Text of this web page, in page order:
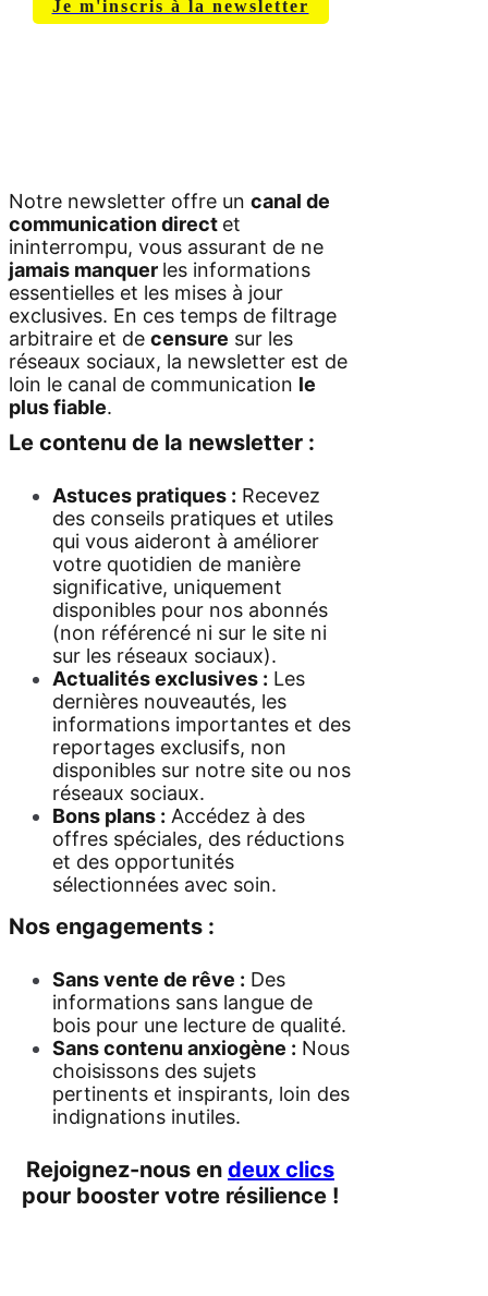
Je m'inscris à la newsletter
Notre newsletter offre un canal de
communication direct et
ininterrompu, vous assurant de ne
jamais manquer les informations
essentielles et les mises à jour
exclusives. En ces temps de filtrage
arbitraire et de censure sur les
réseaux sociaux, la newsletter est de
loin le canal de communication le
plus fiable.
Le contenu de la newsletter :
Astuces pratiques : Recevez
des conseils pratiques et utiles
qui vous aideront à améliorer
votre quotidien de manière
significative, uniquement
disponibles pour nos abonnés
(non référencé ni sur le site ni
sur les réseaux sociaux).
Actualités exclusives : Les
dernières nouveautés, les
informations importantes et des
reportages exclusifs, non
disponibles sur notre site ou nos
réseaux sociaux.
Bons plans : Accédez à des
offres spéciales, des réductions
et des opportunités
sélectionnées avec soin.
Nos engagements :
Sans vente de rêve : Des
informations sans langue de
bois pour une lecture de qualité.
Sans contenu anxiogène : Nous
choisissons des sujets
pertinents et inspirants, loin des
indignations inutiles.
Rejoignez-nous en deux clics
pour booster votre résilience !